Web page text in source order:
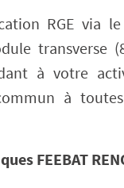
RGE via le
transverse
à votre
à
FEEBAT